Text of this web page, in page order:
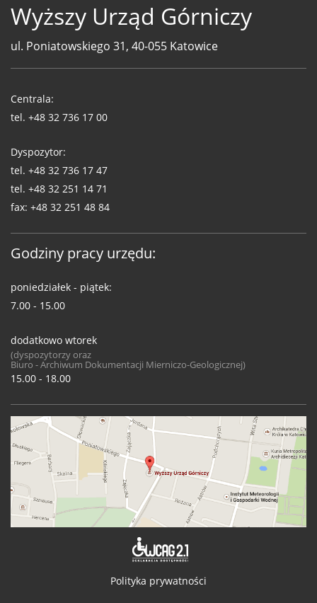
Wyższy Urząd Górniczy
ul. Poniatowskiego 31, 40-055 Katowice
WUG
Centrala:
tel. +48 32 736 17 00
Dyspozytor:
tel. +48 32 736 17 47
tel. +48 32 251 14 71
fax: +48 32 251 48 84
Godziny pracy urzędu:
poniedziałek - piątek:
7.00 - 15.00
dodatkowo wtorek
(dyspozytorzy oraz
Biuro - Archiwum Dokumentacji Mierniczo-Geologicznej)
15.00 - 18.00
Polityka prywatności